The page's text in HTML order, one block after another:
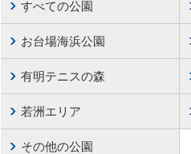
すべての公園
お台場海浜公園
有明テニスの森
若洲エリア
その他の公園